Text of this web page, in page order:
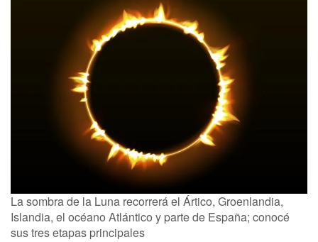
La sombra de la Luna recorrerá el Ártico, Groenlandia,
Islandia, el océano Atlántico y parte de España; conocé
sus tres etapas principales